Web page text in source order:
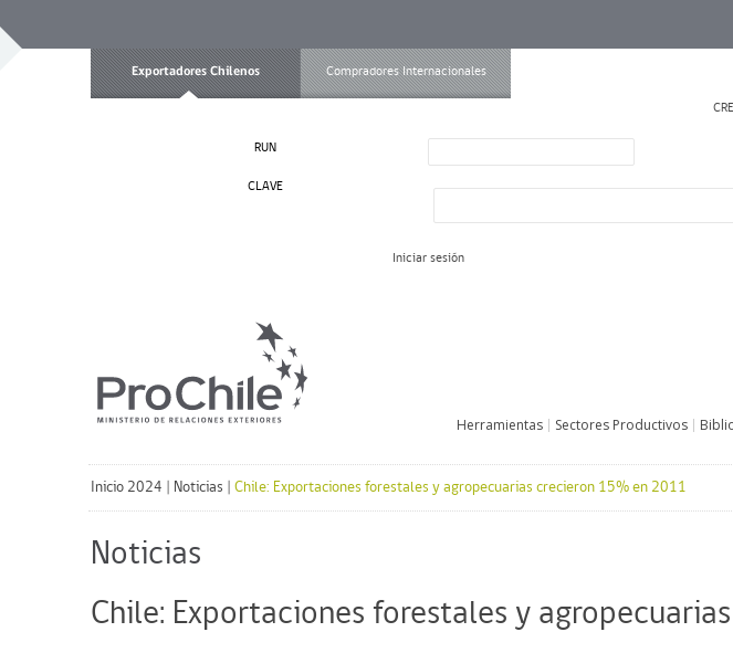
Exportadores Chilenos Compradores Internacionales
RUN
CLAVE
Iniciar sesión
Herramientas Sectores Productivos
Inicio 2024 Noticias Chile: Exportaciones forestales y agropecuarias crecieron 15% en 2011
Noticias
Chile: Exportaciones forestales y